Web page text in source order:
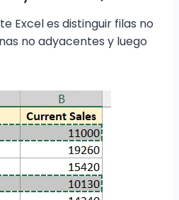
Excel es distinguir filas no
no adyacentes y luego